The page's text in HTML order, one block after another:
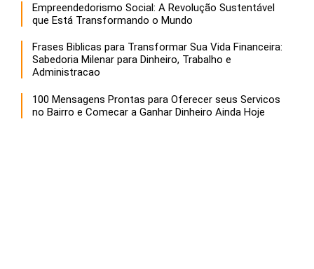
Empreendedorismo Social: A Revolução Sustentável
que Está Transformando o Mundo
Frases Biblicas para Transformar Sua Vida Financeira:
Sabedoria Milenar para Dinheiro, Trabalho e
Administracao
100 Mensagens Prontas para Oferecer seus Servicos
no Bairro e Comecar a Ganhar Dinheiro Ainda Hoje